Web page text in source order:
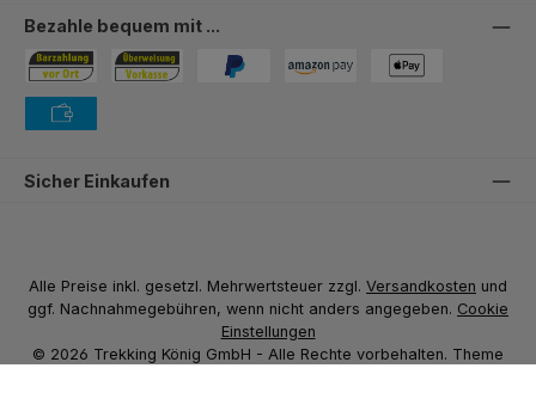
Bezahle bequem mit ...
Bezahlung in der Filiale
Sicher Einkaufen
Alle Preise inkl. gesetzl. Mehrwertsteuer zzgl. Versandkosten und
ggf. Nachnahmegebühren, wenn nicht anders angegeben. Cookie
Einstellungen
© 2026 Trekking König GmbH - Alle Rechte vorbehalten. Theme